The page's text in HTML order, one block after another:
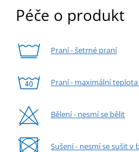
Péče o produkt
Praní - šetrné praní
Praní - maximální teplota
Bělení - nesmí se bělit
Sušení - nesmí se sušit v